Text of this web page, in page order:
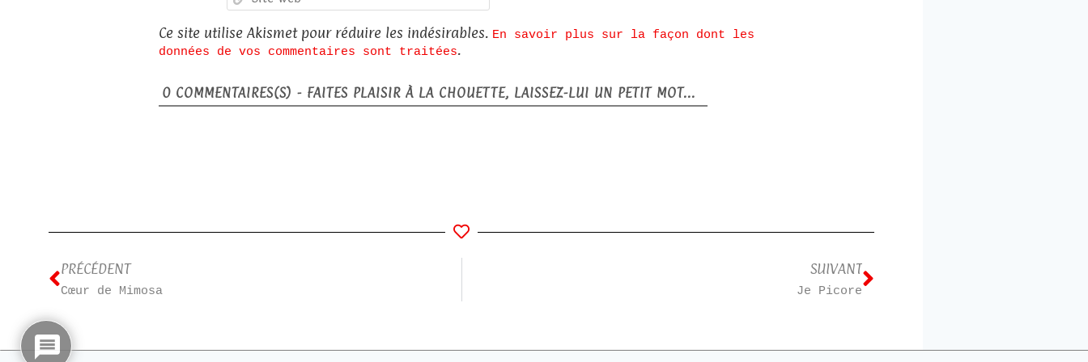
web
Ce site utilise Akismet pour réduire les indésirables. En savoir plus sur la façon dont les
données de vos commentaires sont traitées.
0 COMMENTAIRES(S) - FAITES PLAISIR À LA CHOUETTE, LAISSEZ-LUI UN PETIT MOT...
PRÉCÉDENT
Cœur de Mimosa
SUIVANT
Je Picore